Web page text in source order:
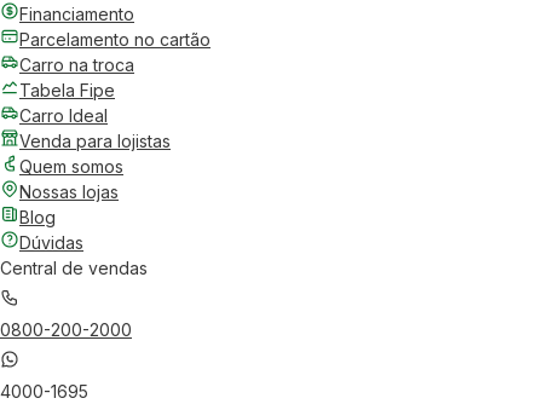
Financiamento
Parcelamento no cartão
Carro na troca
Tabela Fipe
Carro Ideal
Venda para lojistas
Quem somos
Nossas lojas
Blog
Dúvidas
Central de vendas
0800-200-2000
4000-1695